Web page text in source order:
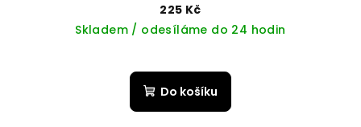
225 Kč
Skladem / odesíláme do 24 hodin
Do košíku